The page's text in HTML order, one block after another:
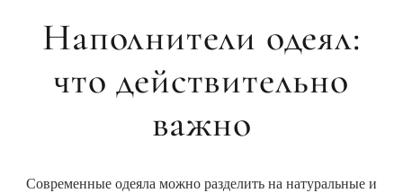
Наполнители одеял:
что действительно
важно
Современные одеяла можно разделить на натуральные и